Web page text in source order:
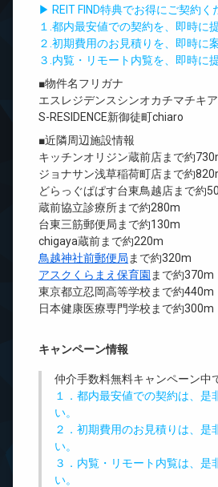
▶ REIT FIND特典でお得にご契約く
１.都内最安値での契約を、即時に
２.初期費用のお見積りを、即時に
３.内覧・リモート内覧を、即時に
■物件名フリガナ
エスレジデンスシンオカチマチキ
S-RESIDENCE新御徒町chiaro
■近隣周辺施設情報
キッチンオリジン蔵前店まで約
ジョナサン浅草稲荷町店まで約
どらっぐぱぱす台東鳥越店まで約
蔵前協立診療所まで約280m
台東三筋郵便局まで約130m
chigaya蔵前まで約220m
鳥越神社前郵便局 まで約320m
アスクくらまえ保育園 まで約370m
東京都立忍岡高等学校まで約440m
日本健康医療専門学校まで約300m
キャンペーン情報
仲介手数料無料キャンペーン中
１．都内最安値での契約は、是
い。
２．初期費用のお見積りは、是
い。
３．内覧・リモート内覧は、是
い。